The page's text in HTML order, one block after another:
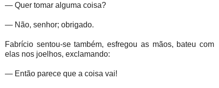
— Quer tomar alguma coisa?
— Não, senhor; obrigado.
Fabrício sentou-se também, esfregou as mãos, bateu com
elas nos joelhos, exclamando:
— Então parece que a coisa vai!